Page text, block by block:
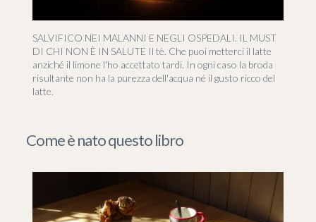
SALVIFICO NEI MALANNI E NEGLI OSPEDALI. IL MUST
DI CHI NON È IN SALUTE Il tè. Che puoi metterci il latte
anziché il limone l'ho accettato tardi. In ogni caso la broda
risultante non ha la purezza dell'acqua né il gusto ricco del
latte.
Come è nato questo libro